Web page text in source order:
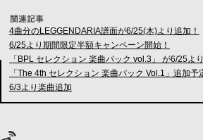
4曲分のLEGGENDARIA譜面が6/25(木)より追加！
6/25より期間限定半額キャンペーン開始！
「BPL セレクション 楽曲パック vol.3」 が6/25よ
「The 4th セレクション 楽曲パック Vol.1」追加予
6/3より楽曲追加